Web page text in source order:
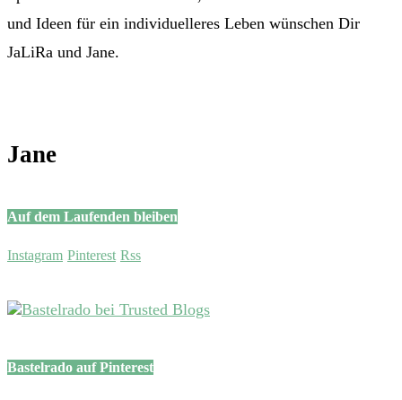
und Ideen für ein individuelleres Leben wünschen Dir
JaLiRa und Jane.
Jane
Auf dem Laufenden bleiben
Instagram Pinterest Rss
Bastelrado auf Pinterest